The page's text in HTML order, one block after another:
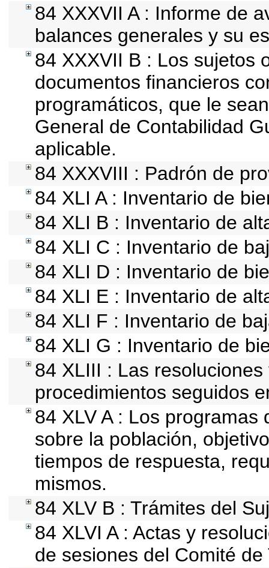
84 XXXVII A : Informe de
balances generales y su
84 XXXVII B : Los sujetos
documentos financieros
programáticos, que le
General de Contabilidad
aplicable.
84 XXXVIII : Padrón de
84 XLI A : Inventario de
84 XLI B : Inventario de
84 XLI C : Inventario de
84 XLI D : Inventario de
84 XLI E : Inventario de
84 XLI F : Inventario de
84 XLI G : Inventario de
84 XLIII : Las
procedimientos seguidos
84 XLV A : Los
sobre la población,
tiempos de respuesta,
mismos.
84 XLV B : Trámites del
84 XLVI A : Actas y
de sesiones del Comité